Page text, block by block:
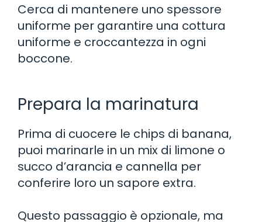
Cerca di mantenere uno spessore
uniforme per garantire una cottura
uniforme e croccantezza in ogni
boccone.
Prepara la marinatura
Prima di cuocere le chips di banana,
puoi marinarle in un mix di limone o
succo d’arancia e cannella per
conferire loro un sapore extra.
Questo passaggio è opzionale, ma